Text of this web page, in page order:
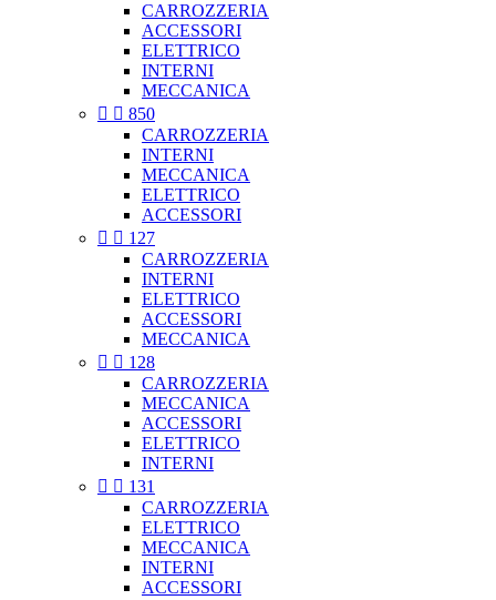
CARROZZERIA
ACCESSORI
ELETTRICO
INTERNI
MECCANICA
  850
CARROZZERIA
INTERNI
MECCANICA
ELETTRICO
ACCESSORI
  127
CARROZZERIA
INTERNI
ELETTRICO
ACCESSORI
MECCANICA
  128
CARROZZERIA
MECCANICA
ACCESSORI
ELETTRICO
INTERNI
  131
CARROZZERIA
ELETTRICO
MECCANICA
INTERNI
ACCESSORI